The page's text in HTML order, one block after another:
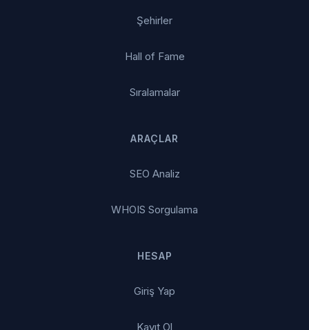
Şehirler
Hall of Fame
Sıralamalar
ARAÇLAR
SEO Analiz
WHOIS Sorgulama
HESAP
Giriş Yap
Kayıt Ol